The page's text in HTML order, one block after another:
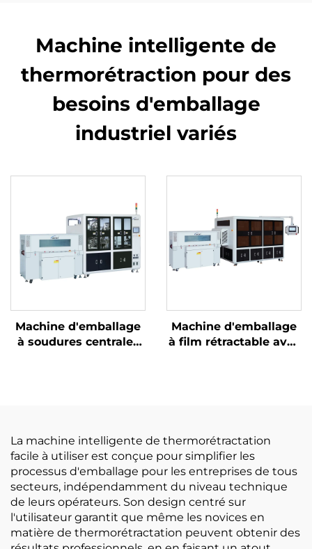
Machine intelligente de
thermorétraction pour des
besoins d'emballage
industriel variés
Machine d'emballage
à soudures centrales
Machine d'emballage
à film rétractable avec
La machine intelligente de thermorétractation
facile à utiliser est conçue pour simplifier les
processus d'emballage pour les entreprises de tous
secteurs, indépendamment du niveau technique
de leurs opérateurs. Son design centré sur
l'utilisateur garantit que même les novices en
matière de thermorétractation peuvent obtenir des